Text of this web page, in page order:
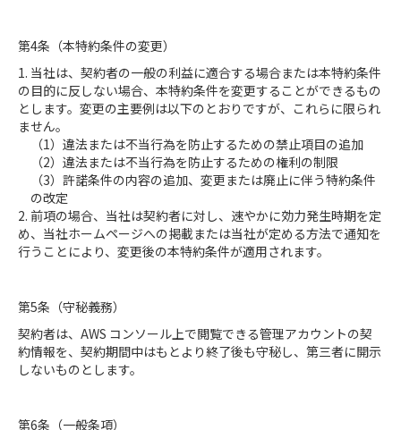
第4条（本特約条件の変更）
1. 当社は、契約者の一般の利益に適合する場合または本特約条件
の目的に反しない場合、本特約条件を変更することができるもの
とします。変更の主要例は以下のとおりですが、これらに限られ
ません。
（1）違法または不当行為を防止するための禁止項目の追加
（2）違法または不当行為を防止するための権利の制限
（3）許諾条件の内容の追加、変更または廃止に伴う特約条件
の改定
2. 前項の場合、当社は契約者に対し、速やかに効力発生時期を定
め、当社ホームページへの掲載または当社が定める方法で通知を
行うことにより、変更後の本特約条件が適用されます。
第5条（守秘義務）
契約者は、AWS コンソール上で閲覧できる管理アカウントの契
約情報を、契約期間中はもとより終了後も守秘し、第三者に開示
しないものとします。
第6条（⼀般条項）